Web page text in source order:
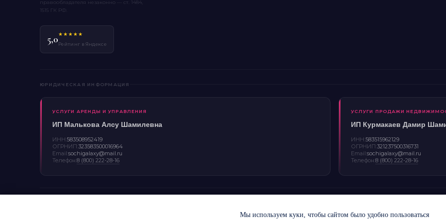
правообладателя незаконно — ст. 1484,
1515 ГК РФ.
5,0★★★★★
Рейтинг в Яндексе
ЮРИДИЧЕСКАЯ ИНФОРМАЦИЯ
УСЛУГИ АРЕНДЫ И УПРАВЛЕНИЯ
ИП Малькова Алсу Шамилевна
ИНН:583508952419
ОГРНИП:323583500016964
Email:sochigalaxy@mail.ru
Телефон:8 (800) 222-28-16
УСЛУГИ ПРОДАЖИ
ИП Курмакаев Дамир
ИНН:583515962129
ОГРНИП:321237500316731
Email:sochigalaxy@mail.ru
Телефон:8 (800) 222-28-16
Мы используем куки, чтобы сайтом было удобно пользоваться